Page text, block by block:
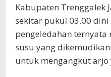
Kabupaten Trenggalek
sekitar pukul 03.00
pengeledahan
susu yang
untuk mengangkut